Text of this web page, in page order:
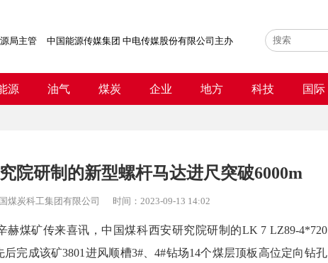
局主管 中国能源传媒集团 中电传媒股份有限公司主办
源 油气 煤炭 企业 地方 科技 国际
院研制的新型螺杆马达进尺突破6000m
煤炭科工集团有限公司 时间： 2023-09-13 14:02
煤矿传来喜讯，中国煤科西安研究院研制的LK 7 LZ89-4*720
后完成该矿3801进风顺槽3#、4#钻场14个煤层顶板高位定向钻孔